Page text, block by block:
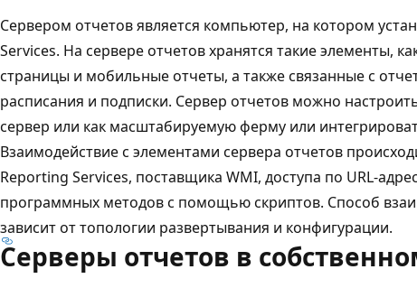
Сервером отчетов является компьютер, на котором
Services. На сервере отчетов хранятся такие элементы,
страницы и мобильные отчеты, а также связанные с
расписания и подписки. Сервер отчетов можно
сервер или как масштабируемую ферму или
Взаимодействие с элементами сервера отчетов
Reporting Services, поставщика WMI, доступа по URL-
программных методов с помощью скриптов. Способ
зависит от топологии развертывания и конфигурации.
Серверы отчетов в